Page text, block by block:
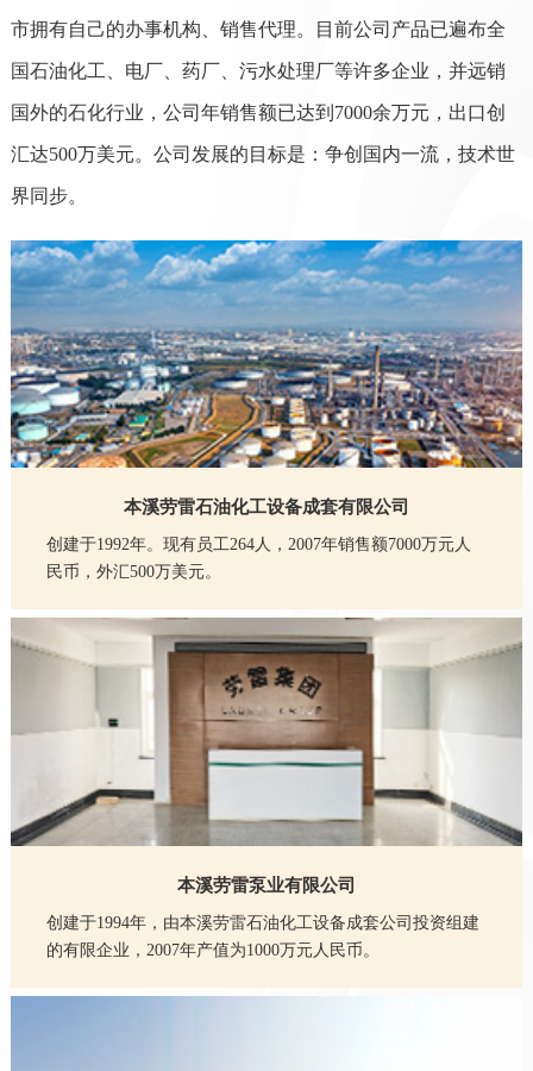
市拥有自己的办事机构、销售代理。目前公司产品已遍布全
国石油化工、电厂、药厂、污水处理厂等许多企业，并远销
国外的石化行业，公司年销售额已达到7000余万元，出口创
汇达500万美元。公司发展的目标是：争创国内一流，技术世
界同步。
本溪劳雷石油化工设备成套有限公司
创建于1992年。现有员工264人，2007年销售额7000万元人
民币，外汇500万美元。
本溪劳雷泵业有限公司
创建于1994年，由本溪劳雷石油化工设备成套公司投资组建
的有限企业，2007年产值为1000万元人民币。